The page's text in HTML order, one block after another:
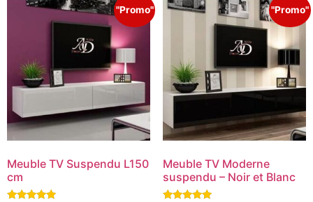
"Promo"
Meuble TV Suspendu L150
cm
"Promo"
Meuble TV Moderne
suspendu – Noir et Blanc